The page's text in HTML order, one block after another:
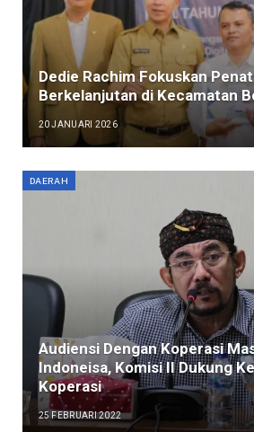
Dedie Rachim Fokuskan
Berkelanjutan di Kecamatan
20 JANUARI 2026
DAERAH
Audiensi Dengan Koperasi
Indoneisa, Komisi II Dukung
Koperasi
25 FEBRUARI 2022